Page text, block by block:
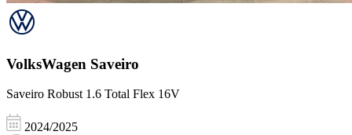
VolksWagen Saveiro
Saveiro Robust 1.6 Total Flex 16V
2024/2025